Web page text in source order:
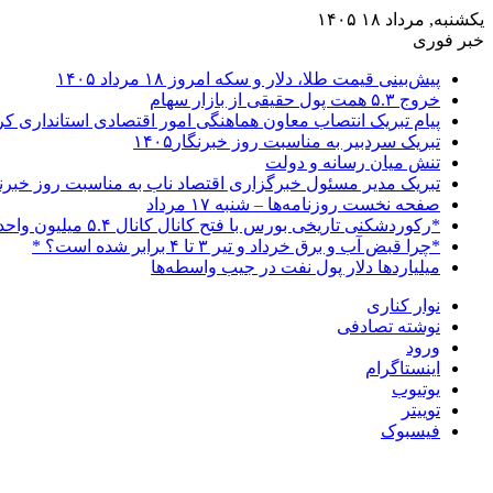
یکشنبه, مرداد ۱۸ ۱۴۰۵
خبر فوری
پیش‌بینی قیمت طلا، دلار و سکه امروز ۱۸ مرداد ۱۴۰۵
خروج ۵.۳ همت پول حقیقی از بازار سهام
پیام تبریک انتصاب معاون هماهنگی امور اقتصادی
تبریک سردبیر به مناسبت روز خبرنگار۱۴۰۵
تنش میان رسانه و دولت
تبریک مدیر مسئول خبرگزاری اقتصاد ناب به مناسبت روز
صفحه نخست روزنامه‌ها – شنبه ۱۷ مرداد
*رکوردشکنی تاریخی بورس با فتح کانال کانال ۵.۴ میلیون واحدی*
*چرا قبض آب و برق خرداد و تیر ۳ تا ۴ برابر شده است؟ *
میلیاردها دلار پول نفت در جیب واسطه‌ها
نوار کناری
نوشته تصادفی
ورود
اینستاگرام
یوتیوب
توییتر
فیسبوک